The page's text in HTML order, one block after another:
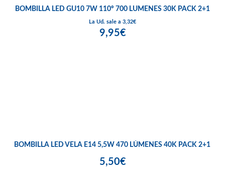
BOMBILLA LED GU10 7W 110º 700 LUMENES 30K PACK 2+1
La Ud. sale a 3,32€
9,95€
BOMBILLA LED VELA E14 5,5W 470 LÚMENES 40K PACK 2+1
5,50€